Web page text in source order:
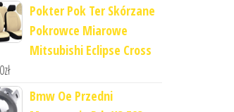
Pokter Pok Ter Skórzane
Pokrowce Miarowe
Mitsubishi Eclipse Cross
zł
Bmw Oe Przedni